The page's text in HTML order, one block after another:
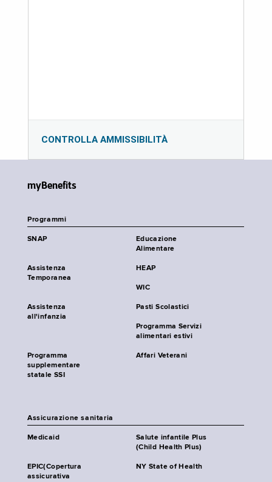
CONTROLLA AMMISSIBILITÀ
myBenefits
Programmi
SNAP
Educazione
Alimentare
Assistenza
Temporanea
HEAP
WIC
Assistenza
all'infanzia
Pasti Scolastici
Programma Servizi
alimentari estivi
Programma
supplementare
statale SSI
Affari Veterani
Assicurazione sanitaria
Medicaid
Salute infantile Plus
(Child Health Plus)
EPIC(Copertura
assicurativa
NY State of Health